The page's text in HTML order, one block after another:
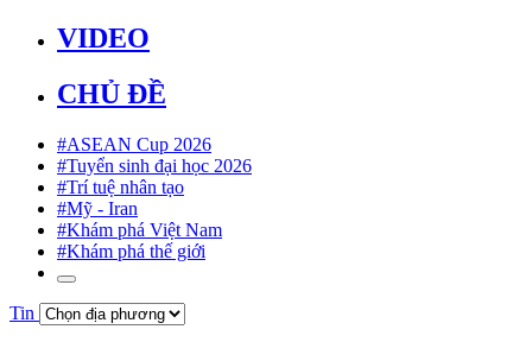
VIDEO
CHỦ ĐỀ
#ASEAN Cup 2026
#Tuyển sinh đại học 2026
#Trí tuệ nhân tạo
#Mỹ - Iran
#Khám phá Việt Nam
#Khám phá thế giới
Tin